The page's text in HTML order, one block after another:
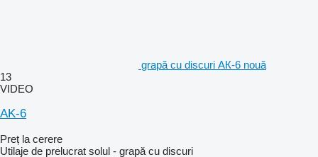
grapă cu discuri АК-6 nouă
13
VIDEO
AK-6
Preț la cerere
Utilaje de prelucrat solul - grapă cu discuri